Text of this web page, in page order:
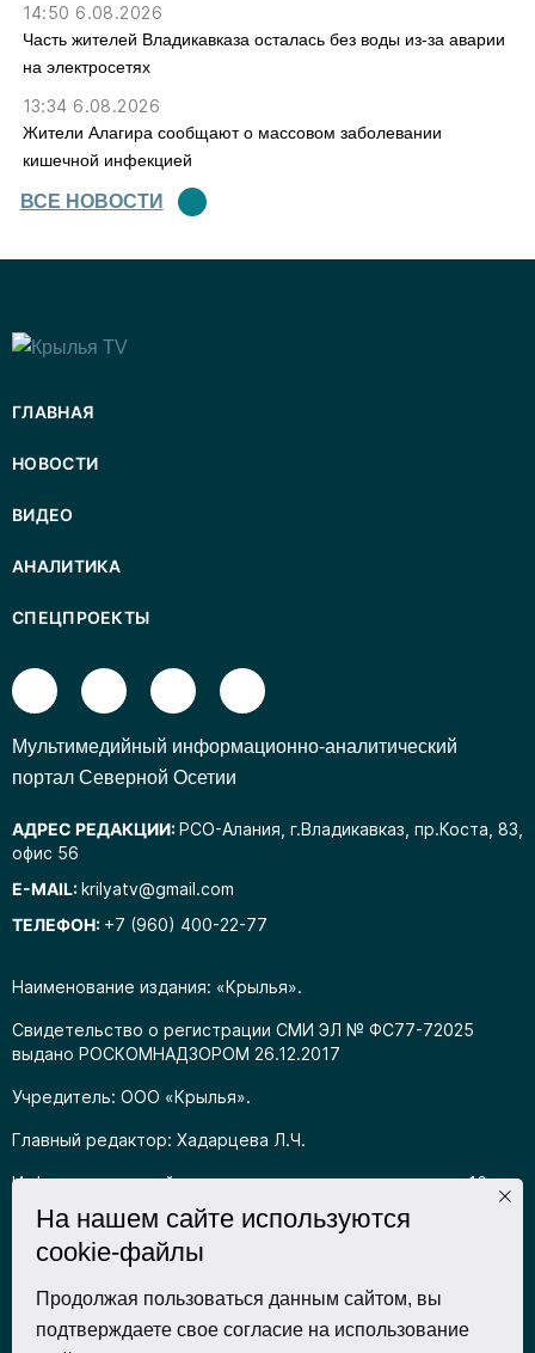
14:50 6.08.2026
Часть жителей Владикавказа осталась без воды из-за аварии
на электросетях
13:34 6.08.2026
Жители Алагира сообщают о массовом заболевании
кишечной инфекцией
ВСЕ НОВОСТИ
Наименование издания: «Крылья».
Свидетельство о регистрации СМИ ЭЛ № ФС77-72025
выдано РОСКОМНАДЗОРОМ 26.12.2017
Учредитель: ООО «Крылья».
Главный редактор: Хадарцева Л.Ч.
Информация на сайте предназначена для лиц старше 16
лет.
Все права на любые материалы, опубликованные на сайте,
защищены в соответствии с российским
законодательством об интеллектуальной собственности.
Любое использование текстовых, фото, аудио и
видеоматериалов возможно только с согласия
ГЛАВНАЯ
НОВОСТИ
ВИДЕО
АНАЛИТИКА
СПЕЦПРОЕКТЫ
Mультимедийный информационно-аналитический
портал Северной Осетии
АДРЕС РЕДАКЦИИ:РСО-Алания, г.Владикавказ, пр.Коста, 83,
офис 56
E-MAIL:krilyatv@gmail.com
ТЕЛЕФОН: +7 (960) 400-22-77
На нашем сайте используются
cookie-файлы
Продолжая пользоваться данным сайтом, вы
подтверждаете свое согласие на использование